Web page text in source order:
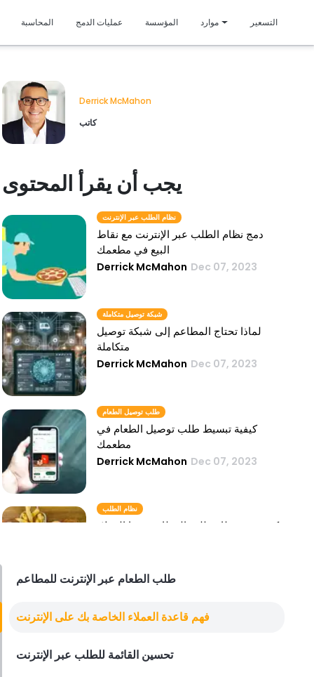
المحاسبة عمليات الدمج المؤسسة موارد التسعير
Derrick McMahon
كاتب
يجب أن يقرأ المحتوى
نظام الطلب عبر الإنترنت
دمج نظام الطلب عبر الإنترنت مع نقاط
البيع في مطعمك
Derrick McMahon Dec 07, 2023
شبكة توصيل متكاملة
لماذا تحتاج المطاعم إلى شبكة توصيل
متكاملة
Derrick McMahon Dec 07, 2023
طلب توصيل الطعام
كيفية تبسيط طلب توصيل الطعام في
مطعمك
Derrick McMahon Dec 07, 2023
نظام الطلب
كيف يعزز نظام طلب المطاعم رضا العملاء
استكشاف الجوانب القانونية والتنظيمية
Derrick McMahon
طلب الطعام عبر الإنترنت للمطاعم
فهم قاعدة العملاء الخاصة بك على الإنترنت
تحسين القائمة للطلب عبر الإنترنت